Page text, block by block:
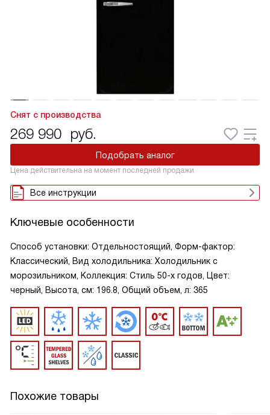
Снят с производства
269 990 руб.
Подобрать аналог
Цена действительна на момент последней продажи
Все инструкции
Ключевые особенности
Способ установки: Отдельностоящий, Форм-фактор:
Классический, Вид холодильника: Холодильник с
морозильником, Коллекция: Стиль 50-х годов, Цвет:
черный, Высота, см: 196.8, Общий объем, л: 365
Похожие товары